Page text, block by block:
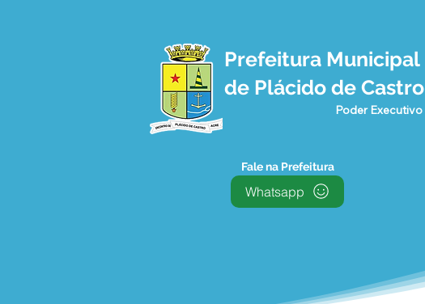
Agosto Lilás e Agosto
Dourado: Um Mês de
Cuidado, Proteção e
Conscientização
Prefeitura Municipal
de Plácido de Castro
Poder Executivo
Fale na Prefeitura
Whatsapp